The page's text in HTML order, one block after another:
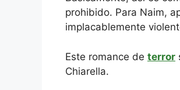
prohibido. Para Naim,
implacablemente
Este romance de terror
Chiarella.